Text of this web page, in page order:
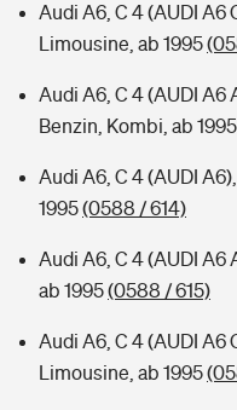
Audi A6, C 4 (AUDI A6
Limousine, ab 1995
Audi A6, C 4 (AUDI A6
Benzin, Kombi, ab 1995
Audi A6, C 4 (AUDI
1995(0588 / 614)
Audi A6, C 4 (AUDI A6
ab 1995(0588 / 615)
Audi A6, C 4 (AUDI A6
Limousine, ab 1995